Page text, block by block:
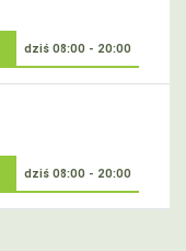
dziś 08:00 - 20:00
dziś 08:00 - 20:00